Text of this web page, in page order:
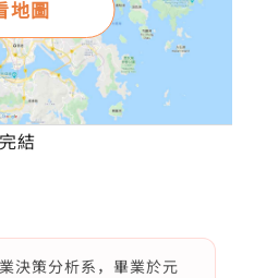
地圖
結
決策分析系，畢業於元